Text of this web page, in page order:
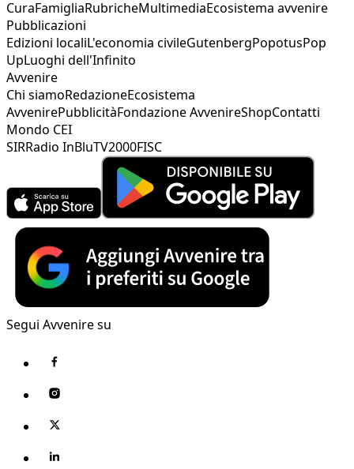
CuraFamigliaRubricheMultimediaEcosistema avvenire
Pubblicazioni
Edizioni localiL'economia civileGutenbergPopotusPop
UpLuoghi dell'Infinito
Avvenire
Chi siamoRedazioneEcosistema
AvvenirePubblicitàFondazione AvvenireShopContatti
Mondo CEI
SIRRadio InBluTV2000FISC
Segui Avvenire su